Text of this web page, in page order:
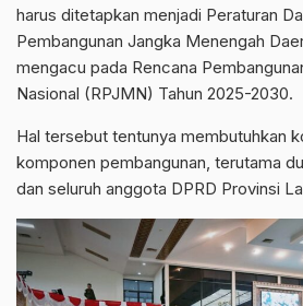
harus ditetapkan menjadi Peraturan
Pembangunan Jangka Menengah
mengacu pada Rencana
Nasional (RPJMN) Tahun 2025-2030.
Hal tersebut tentunya membutuhkan
komponen pembangunan, terutama
dan seluruh anggota DPRD Provinsi